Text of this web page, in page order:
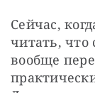
Сейчас,
читать, что
вообще